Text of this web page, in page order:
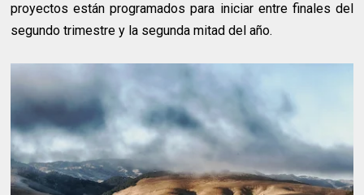
proyectos están programados para iniciar entre finales del
segundo trimestre y la segunda mitad del año.